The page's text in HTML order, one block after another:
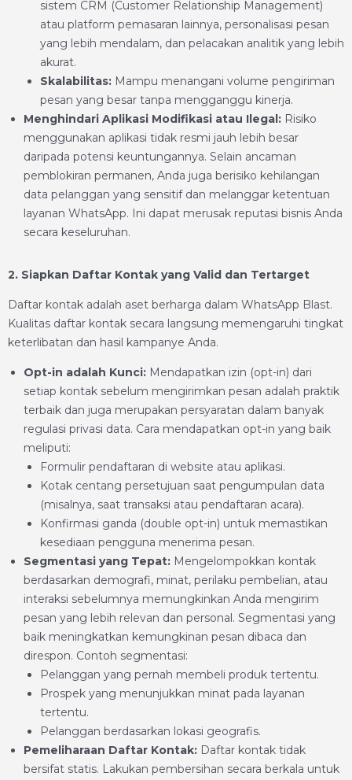
sistem CRM (Customer Relationship Management)
atau platform pemasaran lainnya, personalisasi pesan
yang lebih mendalam, dan pelacakan analitik yang lebih
akurat.
Skalabilitas: Mampu menangani volume pengiriman
pesan yang besar tanpa mengganggu kinerja.
Menghindari Aplikasi Modifikasi atau Ilegal: Risiko
menggunakan aplikasi tidak resmi jauh lebih besar
daripada potensi keuntungannya. Selain ancaman
pemblokiran permanen, Anda juga berisiko kehilangan
data pelanggan yang sensitif dan melanggar ketentuan
layanan WhatsApp. Ini dapat merusak reputasi bisnis Anda
secara keseluruhan.
2. Siapkan Daftar Kontak yang Valid dan Tertarget
Daftar kontak adalah aset berharga dalam WhatsApp Blast.
Kualitas daftar kontak secara langsung memengaruhi tingkat
keterlibatan dan hasil kampanye Anda.
Opt-in adalah Kunci: Mendapatkan izin (opt-in) dari
setiap kontak sebelum mengirimkan pesan adalah praktik
terbaik dan juga merupakan persyaratan dalam banyak
regulasi privasi data. Cara mendapatkan opt-in yang baik
meliputi:
Formulir pendaftaran di website atau aplikasi.
Kotak centang persetujuan saat pengumpulan data
(misalnya, saat transaksi atau pendaftaran acara).
Konfirmasi ganda (double opt-in) untuk memastikan
kesediaan pengguna menerima pesan.
Segmentasi yang Tepat: Mengelompokkan kontak
berdasarkan demografi, minat, perilaku pembelian, atau
interaksi sebelumnya memungkinkan Anda mengirim
pesan yang lebih relevan dan personal. Segmentasi yang
baik meningkatkan kemungkinan pesan dibaca dan
direspon. Contoh segmentasi:
Pelanggan yang pernah membeli produk tertentu.
Prospek yang menunjukkan minat pada layanan
tertentu.
Pelanggan berdasarkan lokasi geografis.
Pemeliharaan Daftar Kontak: Daftar kontak tidak
bersifat statis. Lakukan pembersihan secara berkala untuk